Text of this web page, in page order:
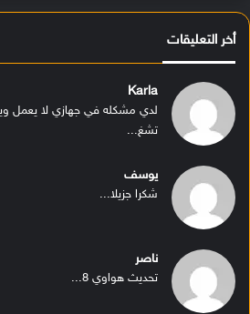
أخر التعليقات
Karla
لدي مشكله في جهازي لا يعمل
تشغ...
يوسف
شكرا جزيلا...
ناصر
تحديث هواوي 8...